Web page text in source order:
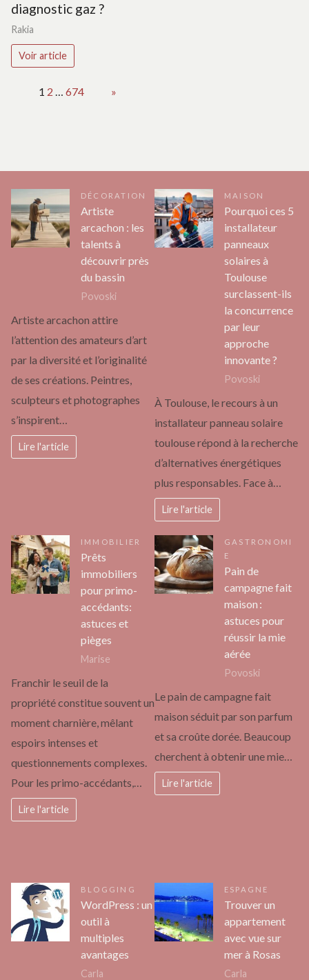
diagnostic gaz ?
Rakia
Voir article
1 2 674 »
DÉCORATION
Artiste
arcachon : les
talents à
découvrir près
du bassin
Povoski
Artiste arcachon attire
l’attention des amateurs d’art
par la diversité et l’originalité
de ses créations. Peintres,
sculpteurs et photographes
s’inspirent…
Lire l'article
MAISON
Pourquoi ces 5
installateur
panneaux
solaires à
Toulouse
surclassent-ils
la concurrence
par leur
approche
innovante ?
Povoski
À Toulouse, le recours à un
installateur panneau solaire
toulouse répond à la recherche
d’alternatives énergétiques
plus responsables. Face à…
Lire l'article
IMMOBILIER
Prêts
immobiliers
pour primo-
accédants:
astuces et
pièges
Marise
Franchir le seuil de la
propriété constitue souvent un
moment charnière, mêlant
espoirs intenses et
questionnements complexes.
Pour les primo-accédants,…
Lire l'article
GASTRONOMI
E
Pain de
campagne fait
maison :
astuces pour
réussir la mie
aérée
Povoski
Le pain de campagne fait
maison séduit par son parfum
et sa croûte dorée. Beaucoup
cherchent à obtenir une mie…
Lire l'article
BLOGGING
WordPress : un
outil à
multiples
avantages
Carla
ESPAGNE
Trouver un
appartement
avec vue sur
mer à Rosas
Carla